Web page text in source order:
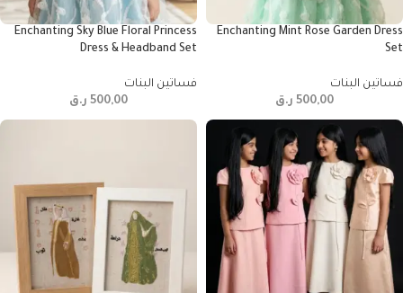
Enchanting Mint Rose Garden Dress
Set
فساتين البنات
500,00 ر.ق
Enchanting Sky Blue Floral Princess
Dress & Headband Set
فساتين البنات
500,00 ر.ق